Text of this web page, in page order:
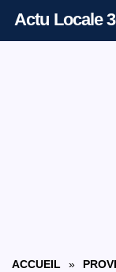
Actu Locale
ACCUEIL »